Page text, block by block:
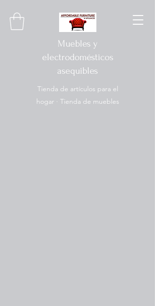
Muebles y
electrodomésticos
asequibles
Tienda de artículos para el
hogar · Tienda de muebles